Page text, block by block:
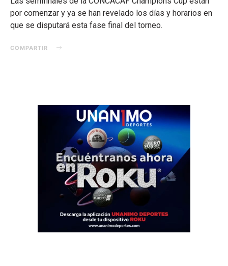
por comenzar y ya se han revelado los días y horarios en
que se disputará esta fase final del torneo.
COMPARTIR